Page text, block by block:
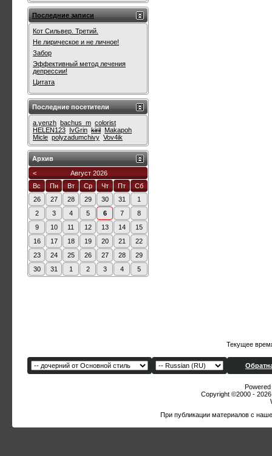
Последние записи
Кот Сильвер. Третий.
Не лирическое и не личное!
Забор
Эффективный метод лечения
депрессии!
Цитата
Последние посетители
a.yenzh bachus_m colorist
HELEN123 IvGrin kiril Makapoh
Micle polyzadumchivy Vov4ik
Архив
<
Август 2026
Вс
Пн Вт Ср Чт Пт
Сб
26
27 28 29 30 31
1
2
3 4 5 6 7
8
9
10 11 12 13 14
15
16
17 18 19 20 21
22
23
24 25 26 27 28
29
30
31 1 2 3 4 5
Текущее
Copyright ©2000 -
При публикации материалов с